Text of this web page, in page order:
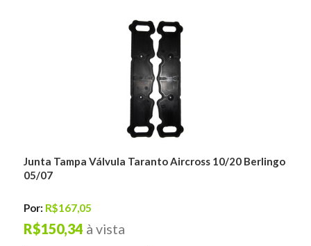
Junta Tampa Válvula Taranto Aircross 10/20 Berlingo
05/07
Por: R$167,05
à vista
R$150,34